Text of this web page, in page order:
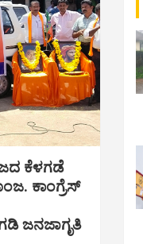
ಕೆಳಗಡೆ
ಕಾಂಗ್ರೆಸ್
ಜನಜಾಗೃತಿ